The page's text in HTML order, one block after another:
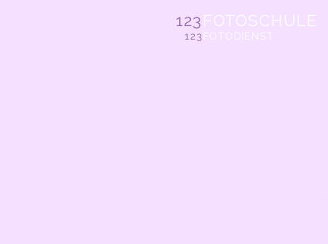
123 FOTOSCHULE
123 FOTODIENST